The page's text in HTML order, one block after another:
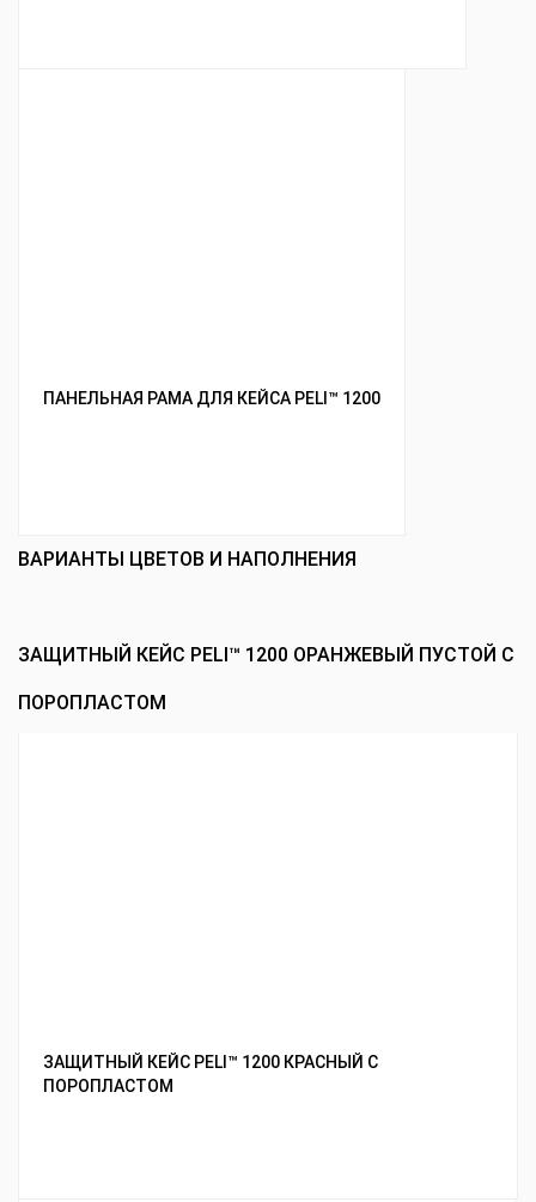
ПАНЕЛЬНАЯ РАМА ДЛЯ КЕЙСА PELI™ 1200
ВАРИАНТЫ ЦВЕТОВ И НАПОЛНЕНИЯ
ЗАЩИТНЫЙ КЕЙС PELI™ 1200 ОРАНЖЕВЫЙ ПУСТОЙ С
ПОРОПЛАСТОМ
ЗАЩИТНЫЙ КЕЙС PELI™ 1200 КРАСНЫЙ С
ПОРОПЛАСТОМ